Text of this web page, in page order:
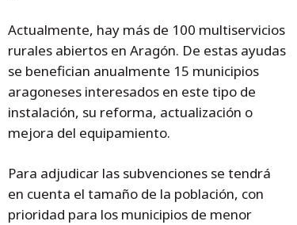
Actualmente, hay más de 100 multiservicios
rurales abiertos en Aragón. De estas ayudas
se benefician anualmente 15 municipios
aragoneses interesados en este tipo de
instalación, su reforma, actualización o
mejora del equipamiento.
Para adjudicar las subvenciones se tendrá
en cuenta el tamaño de la población, con
prioridad para los municipios de menor